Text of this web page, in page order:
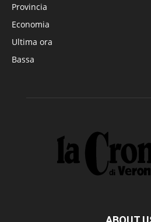
Provincia
Economia
Ultima ora
Bassa